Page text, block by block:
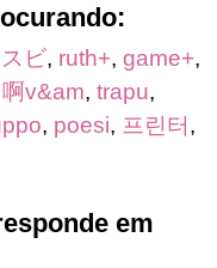
ビ, ruth+, game+,
啊v&am, trapu,
, poesi, 프린터,
em